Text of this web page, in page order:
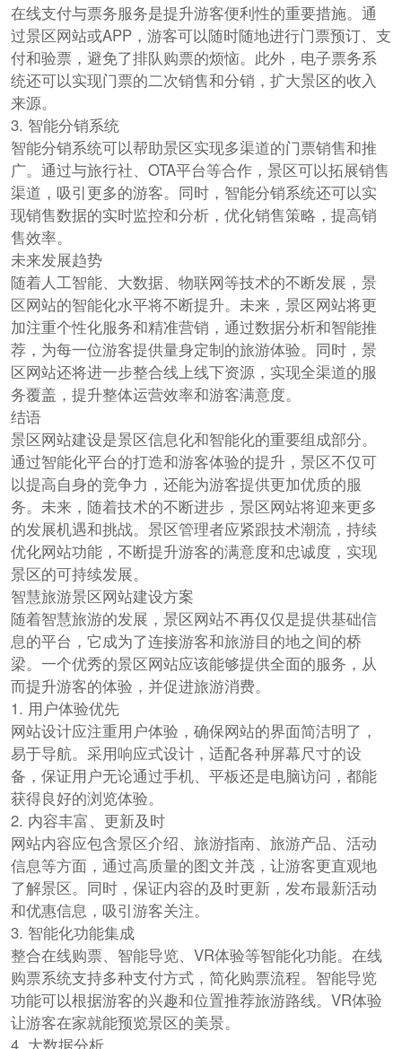
在线支付与票务服务是提升游客便利性的重要措施。通
过景区网站或APP，游客可以随时随地进行门票预订、支
付和验票，避免了排队购票的烦恼。此外，电子票务系
统还可以实现门票的二次销售和分销，扩大景区的收入
来源。
3. 智能分销系统
智能分销系统可以帮助景区实现多渠道的门票销售和推
广。通过与旅行社、OTA平台等合作，景区可以拓展销售
渠道，吸引更多的游客。同时，智能分销系统还可以实
现销售数据的实时监控和分析，优化销售策略，提高销
售效率。
未来发展趋势
随着人工智能、大数据、物联网等技术的不断发展，景
区网站的智能化水平将不断提升。未来，景区网站将更
加注重个性化服务和精准营销，通过数据分析和智能推
荐，为每一位游客提供量身定制的旅游体验。同时，景
区网站还将进一步整合线上线下资源，实现全渠道的服
务覆盖，提升整体运营效率和游客满意度。
结语
景区网站建设是景区信息化和智能化的重要组成部分。
通过智能化平台的打造和游客体验的提升，景区不仅可
以提高自身的竞争力，还能为游客提供更加优质的服
务。未来，随着技术的不断进步，景区网站将迎来更多
的发展机遇和挑战。景区管理者应紧跟技术潮流，持续
优化网站功能，不断提升游客的满意度和忠诚度，实现
景区的可持续发展。
智慧旅游景区网站建设方案
随着智慧旅游的发展，景区网站不再仅仅是提供基础信
息的平台，它成为了连接游客和旅游目的地之间的桥
梁。一个优秀的景区网站应该能够提供全面的服务，从
而提升游客的体验，并促进旅游消费。
1. 用户体验优先
网站设计应注重用户体验，确保网站的界面简洁明了，
易于导航。采用响应式设计，适配各种屏幕尺寸的设
备，保证用户无论通过手机、平板还是电脑访问，都能
获得良好的浏览体验。
2. 内容丰富、更新及时
网站内容应包含景区介绍、旅游指南、旅游产品、活动
信息等方面，通过高质量的图文并茂，让游客更直观地
了解景区。同时，保证内容的及时更新，发布最新活动
和优惠信息，吸引游客关注。
3. 智能化功能集成
整合在线购票、智能导览、VR体验等智能化功能。在线
购票系统支持多种支付方式，简化购票流程。智能导览
功能可以根据游客的兴趣和位置推荐旅游路线。VR体验
让游客在家就能预览景区的美景。
4. 大数据分析